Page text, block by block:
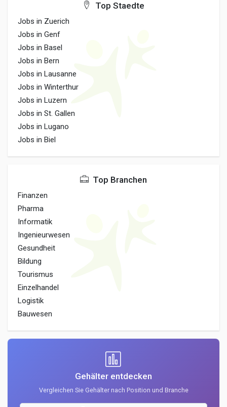
Top Staedte
Jobs in Zuerich
Jobs in Genf
Jobs in Basel
Jobs in Bern
Jobs in Lausanne
Jobs in Winterthur
Jobs in Luzern
Jobs in St. Gallen
Jobs in Lugano
Jobs in Biel
Top Branchen
Finanzen
Pharma
Informatik
Ingenieurwesen
Gesundheit
Bildung
Tourismus
Einzelhandel
Logistik
Bauwesen
Gehälter entdecken
Vergleichen Sie Gehälter nach Position und Branche